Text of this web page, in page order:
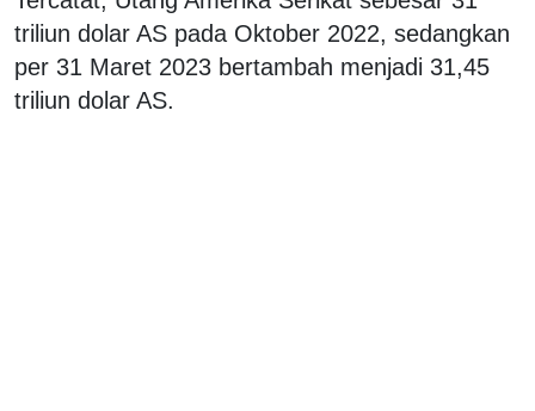
triliun dolar AS pada Oktober 2022, sedangkan
per 31 Maret 2023 bertambah menjadi 31,45
triliun dolar AS.